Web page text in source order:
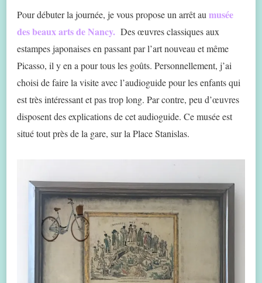
Pour débuter la journée, je vous propose un arrêt au musée
des beaux arts de Nancy. Des œuvres classiques aux
estampes japonaises en passant par l’art nouveau et même
Picasso, il y en a pour tous les goûts. Personnellement, j’ai
choisi de faire la visite avec l’audioguide pour les enfants qui
est très intéressant et pas trop long. Par contre, peu d’œuvres
disposent des explications de cet audioguide. Ce musée est
situé tout près de la gare, sur la Place Stanislas.